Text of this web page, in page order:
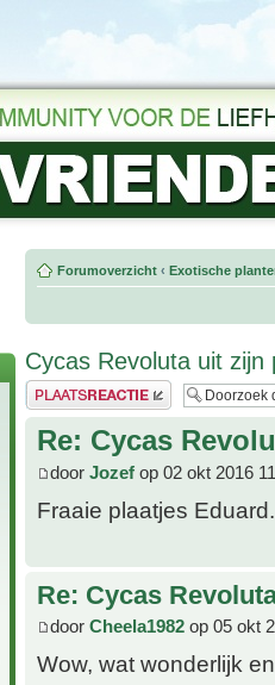
Forumoverzicht ‹ Exotische
Cycas Revoluta uit zijn
Plaats een reactie
Re: Cycas
door Jozef op 02 okt 2016
Fraaie plaatjes
Re: Cycas
door Cheela1982 op 05 okt
Wow, wat wonderlijk